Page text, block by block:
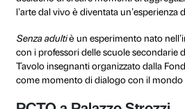
Giovedì 25 gennaio 2024,
visite guidate a staffetta,
le opere diAnish Kapoor.
L’attività è gratuita con il